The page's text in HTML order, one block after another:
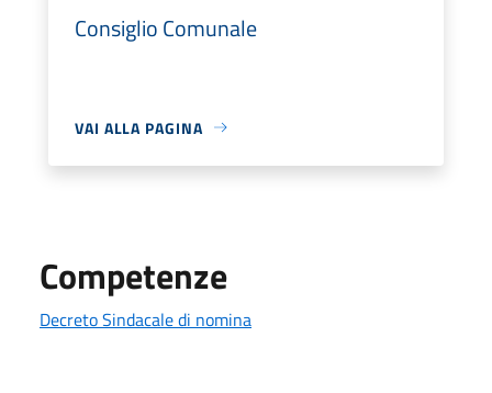
Consiglio Comunale
VAI ALLA PAGINA
Competenze
Decreto Sindacale di nomina